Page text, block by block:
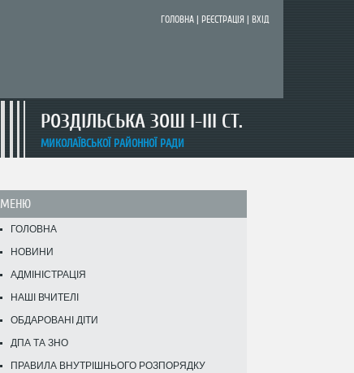
ГОЛОВНА РЕЄСТРАЦІЯ ВХІД
РОЗДІЛЬСЬКА ЗОШ I-III СТ.
МИКОЛАЇВСЬКОЇ РАЙОННОЇ РАДИ
МЕНЮ
ГОЛОВНА
НОВИНИ
АДМІНІСТРАЦІЯ
НАШІ ВЧИТЕЛІ
ОБДАРОВАНІ ДІТИ
ДПА ТА ЗНО
ПРАВИЛА ВНУТРІШНЬОГО РОЗПОРЯДКУ